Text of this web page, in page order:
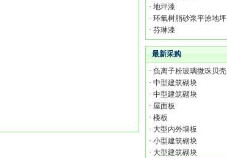
· 地坪漆
· 环氧树脂砂浆平涂地坪
· 芬琳漆
最新采购
· 负离子粉玻璃微珠贝壳
· 中型建筑砌块
· 中型建筑砌块
· 屋面板
· 楼板
· 大型内外墙板
· 小型建筑砌块
· 大型建筑砌块